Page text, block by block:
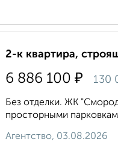
2-к квартира,
6 886 100 ₽ 130
Без отделки. ЖК
просторными
Агентство, 03.08.2026